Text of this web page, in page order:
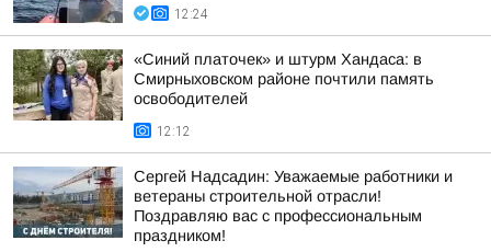
12:24
«Синий платочек» и штурм Хандаса: в
Смирныховском районе почтили память
освободителей
12:12
Сергей Надсадин: Уважаемые работники и
ветераны строительной отрасли!
Поздравляю вас с профессиональным
праздником!